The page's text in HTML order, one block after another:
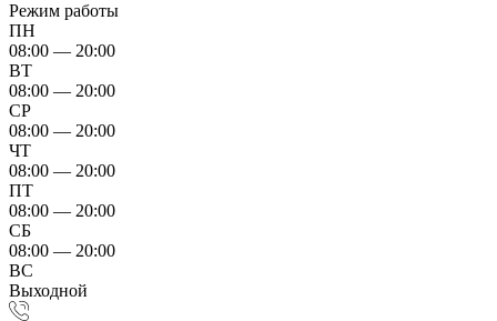
Режим работы
ПН
08:00 — 20:00
ВТ
08:00 — 20:00
СР
08:00 — 20:00
ЧТ
08:00 — 20:00
ПТ
08:00 — 20:00
СБ
08:00 — 20:00
ВС
Выходной